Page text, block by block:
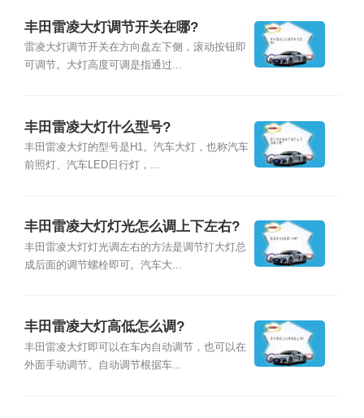
丰田雷凌大灯调节开关在哪?
雷凌大灯调节开关在方向盘左下侧，滚动按钮即
可调节。大灯高度可调是指通过...
丰田雷凌大灯什么型号?
丰田雷凌大灯的型号是H1。汽车大灯，也称汽车
前照灯、汽车LED日行灯，...
丰田雷凌大灯灯光怎么调上下左右?
丰田雷凌大灯灯光调左右的方法是调节打大灯总
成后面的调节螺栓即可。汽车大...
丰田雷凌大灯高低怎么调?
丰田雷凌大灯即可以在车内自动调节，也可以在
外面手动调节。自动调节根据车...